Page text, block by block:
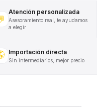
Atención personalizada
Asesoramiento real, te ayudamos
a elegir
Importación directa
Sin intermediarios, mejor precio